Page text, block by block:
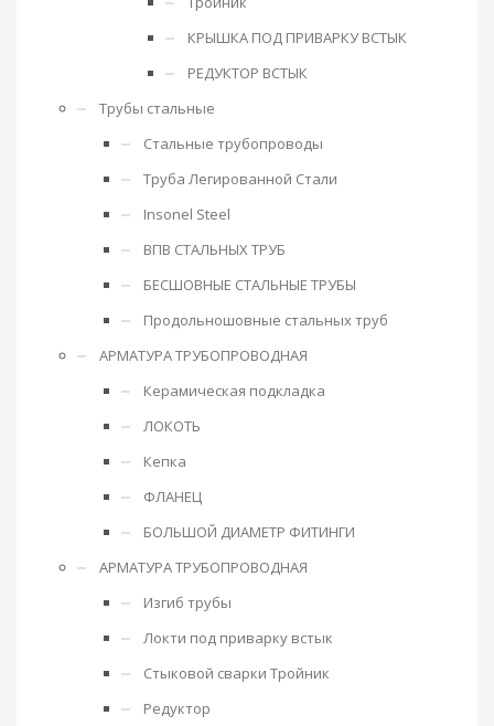
КРЫШКА ПОД ПРИВАРКУ ВСТЫК
РЕДУКТОР ВСТЫК
Трубы стальные
Стальные трубопроводы
Труба Легированной Стали
Insonel Steel
ВПВ СТАЛЬНЫХ ТРУБ
БЕСШОВНЫЕ СТАЛЬНЫЕ ТРУБЫ
Продольношовные стальных труб
АРМАТУРА ТРУБОПРОВОДНАЯ
Керамическая подкладка
ЛОКОТЬ
Кепка
ФЛАНЕЦ
БОЛЬШОЙ ДИАМЕТР ФИТИНГИ
АРМАТУРА ТРУБОПРОВОДНАЯ
Изгиб трубы
Локти под приварку встык
Стыковой сварки Тройник
Редуктор